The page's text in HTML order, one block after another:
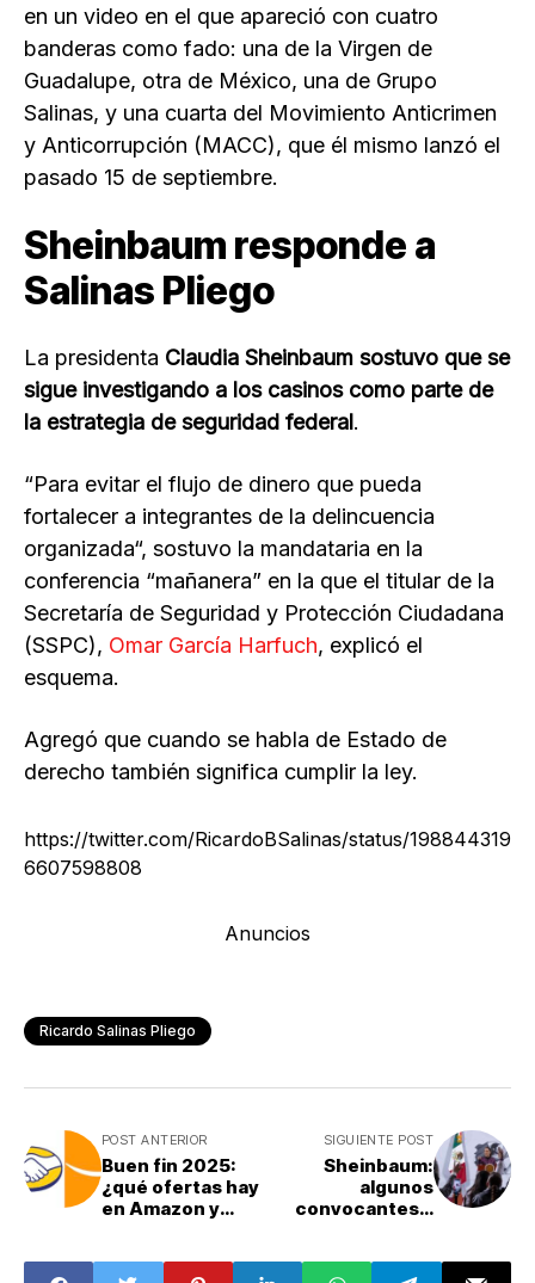
en un video en el que apareció con cuatro
banderas como fado: una de la Virgen de
Guadalupe, otra de México, una de Grupo
Salinas, y una cuarta del Movimiento Anticrimen
y Anticorrupción (MACC), que él mismo lanzó el
pasado 15 de septiembre.
Sheinbaum responde a
Salinas Pliego
La presidenta Claudia Sheinbaum sostuvo que se
sigue investigando a los casinos como parte de
la estrategia de seguridad federal.
“Para evitar el flujo de dinero que pueda
fortalecer a integrantes de la delincuencia
organizada“, sostuvo la mandataria en la
conferencia “mañanera” en la que el titular de la
Secretaría de Seguridad y Protección Ciudadana
(SSPC), Omar García Harfuch, explicó el
esquema.
Agregó que cuando se habla de Estado de
derecho también significa cumplir la ley.
https://twitter.com/RicardoBSalinas/status/198844319
6607598808
Anuncios
Ricardo Salinas Pliego
POST ANTERIOR
Buen fin 2025:
¿qué ofertas hay
en Amazon y
productos y
SIGUIENTE POST
Sheinbaum:
algunos
convocantes a
a chavorrucos